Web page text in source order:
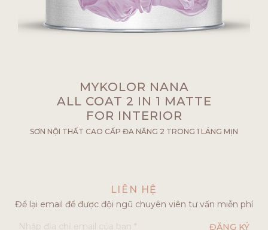
MYKOLOR NANA
ALL COAT 2 IN 1 MATTE
FOR INTERIOR
SƠN NỘI THẤT CAO CẤP ĐA NĂNG 2 TRONG 1 LÁNG MỊN
LIÊN HỆ
Để lại email để được đội ngũ chuyên viên tư vấn miễn phí
ĐĂNG KÝ